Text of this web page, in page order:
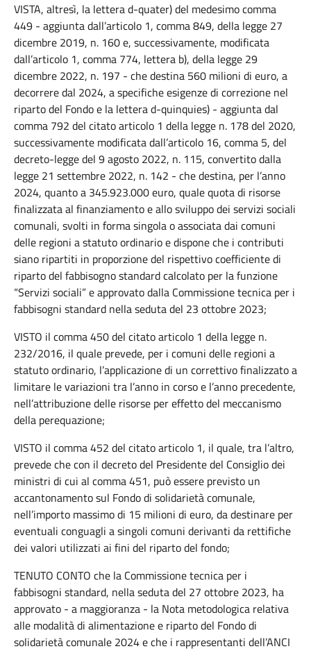
VISTA, altresì, la lettera d-quater) del medesimo comma
449 - aggiunta dall’articolo 1, comma 849, della legge 27
dicembre 2019, n. 160 e, successivamente, modificata
dall’articolo 1, comma 774, lettera b), della legge 29
dicembre 2022, n. 197 - che destina 560 milioni di euro, a
decorrere dal 2024, a specifiche esigenze di correzione nel
riparto del Fondo e la lettera d-quinquies) - aggiunta dal
comma 792 del citato articolo 1 della legge n. 178 del 2020,
successivamente modificata dall’articolo 16, comma 5, del
decreto-legge del 9 agosto 2022, n. 115, convertito dalla
legge 21 settembre 2022, n. 142 - che destina, per l’anno
2024, quanto a 345.923.000 euro, quale quota di risorse
finalizzata al finanziamento e allo sviluppo dei servizi sociali
comunali, svolti in forma singola o associata dai comuni
delle regioni a statuto ordinario e dispone che i contributi
siano ripartiti in proporzione del rispettivo coefficiente di
riparto del fabbisogno standard calcolato per la funzione
“Servizi sociali” e approvato dalla Commissione tecnica per i
fabbisogni standard nella seduta del 23 ottobre 2023;
VISTO il comma 450 del citato articolo 1 della legge n.
232/2016, il quale prevede, per i comuni delle regioni a
statuto ordinario, l’applicazione di un correttivo finalizzato a
limitare le variazioni tra l’anno in corso e l’anno precedente,
nell’attribuzione delle risorse per effetto del meccanismo
della perequazione;
VISTO il comma 452 del citato articolo 1, il quale, tra l’altro,
prevede che con il decreto del Presidente del Consiglio dei
ministri di cui al comma 451, può essere previsto un
accantonamento sul Fondo di solidarietà comunale,
nell’importo massimo di 15 milioni di euro, da destinare per
eventuali conguagli a singoli comuni derivanti da rettifiche
dei valori utilizzati ai fini del riparto del fondo;
TENUTO CONTO che la Commissione tecnica per i
fabbisogni standard, nella seduta del 27 ottobre 2023, ha
approvato - a maggioranza - la Nota metodologica relativa
alle modalità di alimentazione e riparto del Fondo di
solidarietà comunale 2024 e che i rappresentanti dell’ANCI